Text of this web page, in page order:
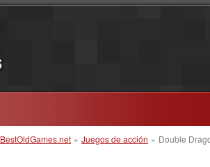
BestOldGames.net » Juegos de acción » Double